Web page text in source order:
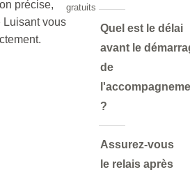
précise,
Luisant vous
gratuits
Quel est le délai
avant le
de
?
Assurez-vous
le relais après